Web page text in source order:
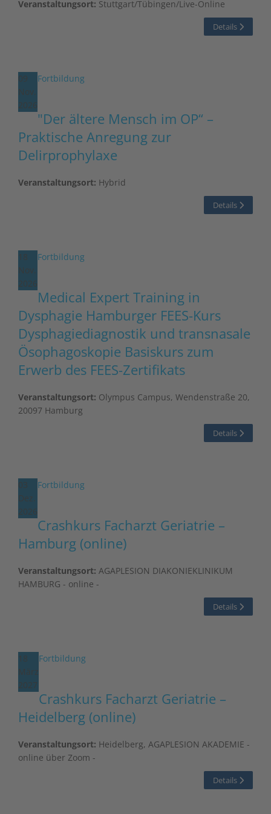
Veranstaltungsort: Stuttgart/Tübingen/Live-Online
Details
09
Nov.
2026
Fortbildung
"Der ältere Mensch im OP“ –
Praktische Anregung zur
Delirprophylaxe
Veranstaltungsort: Hybrid
Details
18
Nov.
2026
Fortbildung
Medical Expert Training in
Dysphagie Hamburger FEES-Kurs
Dysphagiediagnostik und transnasale
Ösophagoskopie Basiskurs zum
Erwerb des FEES-Zertifikats
Veranstaltungsort: Olympus Campus, Wendenstraße 20,
20097 Hamburg
Details
03
Dez.
2026
Fortbildung
Crashkurs Facharzt Geriatrie –
Hamburg (online)
Veranstaltungsort: AGAPLESION DIAKONIEKLINIKUM
HAMBURG - online -
Details
18
März
2027
Fortbildung
Crashkurs Facharzt Geriatrie –
Heidelberg (online)
Veranstaltungsort: Heidelberg, AGAPLESION AKADEMIE -
online über Zoom -
Details